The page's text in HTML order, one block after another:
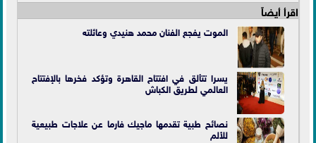
اقرأ أيضاً
الموت يفجع الفنان محمد هنيدي وعائلته
يسرا تتألق في افتتاح القاهرة وتؤكد فخرها بالإفتتاح
العالمي لطريق الكباش
نصائح طبية تقدمها ماجيك فارما عن علاجات طبيعية
للألم